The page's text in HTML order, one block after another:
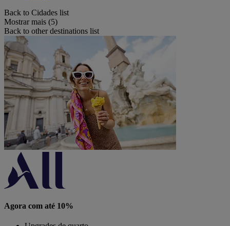
Back to Cidades list
Mostrar mais (5)
Back to other destinations list
Agora com até 10%